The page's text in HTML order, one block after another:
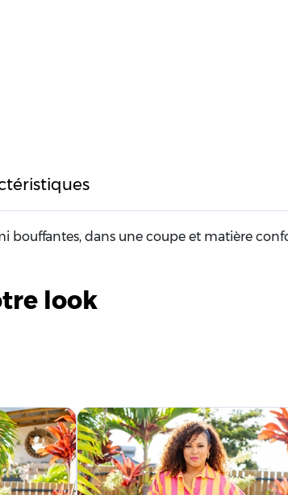
bouffantes, dans une coupe et matière
look